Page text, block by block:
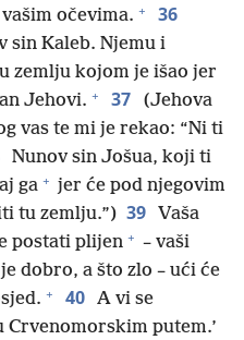
očevima. + 36
sin Kaleb. Njemu i
zemlju kojom je išao jer
Jehovi. + 37
(Jehova
vas te mi je rekao: “Ni ti
Nunov sin Jošua, koji ti
ga + jer će pod njegovim
tu zemlju.”) 39
Vaša
postati plijen + – vaši
dobro, a što zlo – ući će
+ 40 A vi se
putem.’